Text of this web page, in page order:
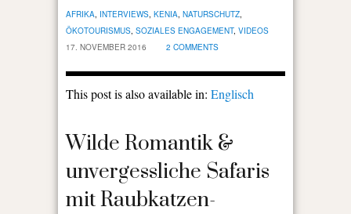
AFRIKA, INTERVIEWS, KENIA, NATURSCHUTZ,
ÖKOTOURISMUS, SOZIALES ENGAGEMENT, VIDEOS
17. NOVEMBER 2016
2 COMMENTS
This post is also available in: Englisch
Wilde Romantik &
unvergessliche Safaris
mit Raubkatzen-